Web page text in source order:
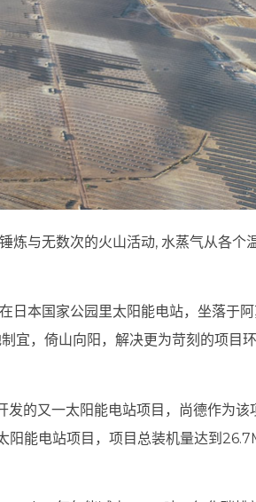
炼与无数次的火山活动, 水蒸气从各
日本国家公园里太阳能电站，坐落于
宜，倚山向阳，解决更为苛刻的项目
的又一太阳能电站项目，尚德作为
阳能电站项目，项目总装机量达到